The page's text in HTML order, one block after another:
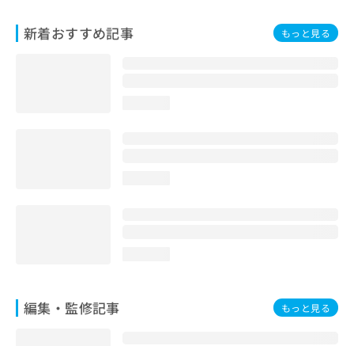
新着おすすめ記事 もっと見る
編集・監修記事 もっと見る
問
い